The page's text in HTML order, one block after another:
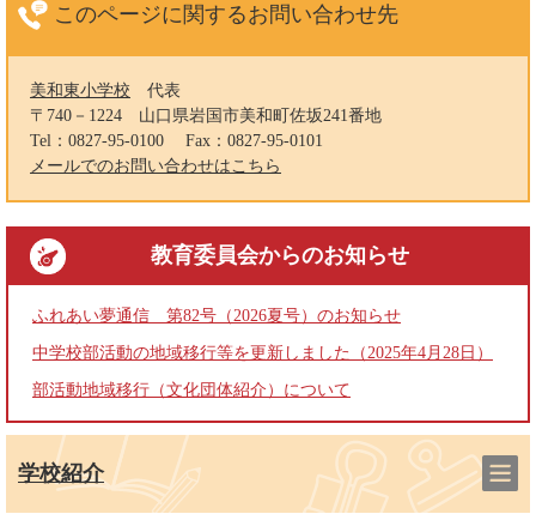
このページに関するお問い合わせ先
美和東小学校
代表
〒740－1224
山口県岩国市美和町佐坂241番地
Tel：0827-95-0100
Fax：0827-95-0101
メールでのお問い合わせはこちら
教育委員会からのお知らせ
ふれあい夢通信 第82号（2026夏号）のお知らせ
中学校部活動の地域移行等を更新しました（2025年4月28日）
部活動地域移行（文化団体紹介）について
学校紹介